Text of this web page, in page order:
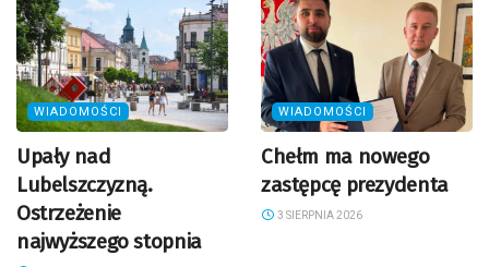
WIADOMOŚCI
Upały nad
Lubelszczyzną.
Ostrzeżenie
najwyższego stopnia
WIADOMOŚCI
Chełm ma nowego
zastępcę prezydenta
3 SIERPNIA 2026